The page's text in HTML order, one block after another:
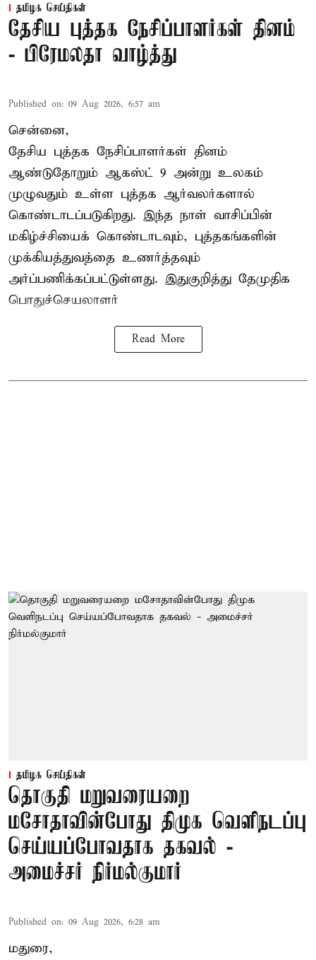
தமிழக செய்திகள்
தேசிய புத்தக நேசிப்பாளர்கள் தினம்
- பிரேமலதா வாழ்த்து
Published on: 09 Aug 2026, 6:57 am
சென்னை,
தேசிய புத்தக நேசிப்பாளர்கள் தினம்
ஆண்டுதோறும் ஆகஸ்ட் 9 அன்று உலகம்
முழுவதும் உள்ள புத்தக ஆர்வலர்களால்
கொண்டாடப்படுகிறது. இந்த நாள் வாசிப்பின்
மகிழ்ச்சியைக் கொண்டாடவும், புத்தகங்களின்
முக்கியத்துவத்தை உணர்த்தவும்
அர்ப்பணிக்கப்பட்டுள்ளது. இதுகுறித்து தேமுதிக
பொதுச்செயலாளர்
Read More
தமிழக செய்திகள்
தொகுதி மறுவரையறை
மசோதாவின்போது திமுக வெளிநடப்பு
செய்யப்போவதாக தகவல் -
அமைச்சர் நிர்மல்குமார்
Published on: 09 Aug 2026, 6:28 am
மதுரை,